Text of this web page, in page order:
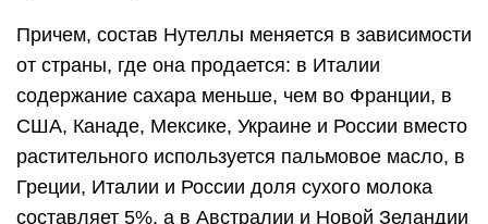
Причем, состав Нутеллы меняется в зависимости
от страны, где она продается: в Италии
содержание сахара меньше, чем во Франции, в
США, Канаде, Мексике, Украине и России вместо
растительного используется пальмовое масло, в
Греции, Италии и России доля сухого молока
составляет 5%, а в Австралии и Новой Зеландии